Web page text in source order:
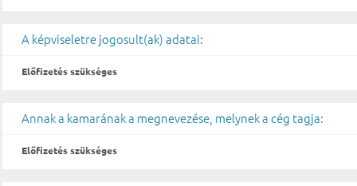
A képviseletre jogosult(ak) adatai:
Előfizetés szükséges
Annak a kamarának a megnevezése, melynek a cég tagja:
Előfizetés szükséges